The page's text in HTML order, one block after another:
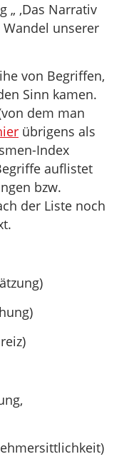
„ ,Das Narrativ
Wandel unserer
von Begriffen,
Sinn kamen.
dem man
übrigens als
Index
auflistet
bzw.
der Liste noch